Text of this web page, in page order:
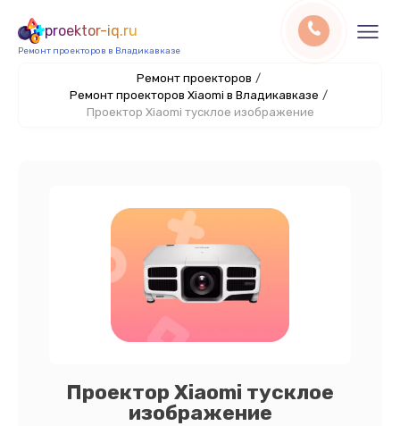
proektor-iq.ru
Ремонт проекторов в Владикавказе
Ремонт проекторов /
Ремонт проекторов Xiaomi в Владикавказе /
Проектор Xiaomi тусклое изображение
Проектор Xiaomi тусклое
изображение